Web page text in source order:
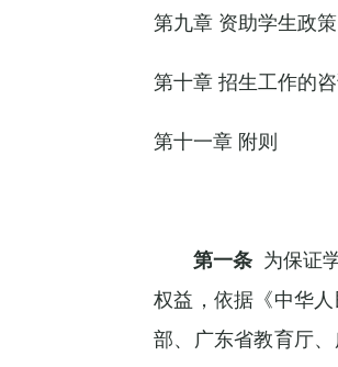
第九章 资助学生政策
第十章 招生工作的
第十一章 附则
第一条 为保证
权益，依据《中华
部、广东省教育厅